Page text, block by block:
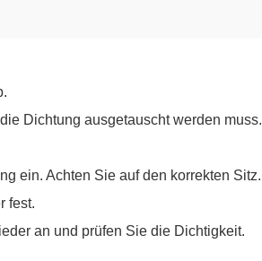
Dichtung ausgetauscht werden muss.
ein. Achten Sie auf den korrekten Sitz.
fest.
an und prüfen Sie die Dichtigkeit.